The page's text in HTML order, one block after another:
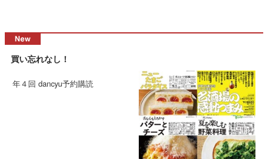
買い忘れなし！
年４回 dancyu予約購読